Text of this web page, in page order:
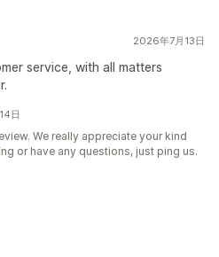
2026年7月13日
service, with all matters
日
We really appreciate your kind
or have any questions, just ping us.